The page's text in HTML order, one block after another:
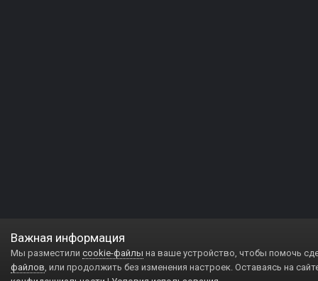
Важная информация
Мы разместили cookie-файлы на ваше устройство, чтобы помочь
файлов, или продолжить без изменения настроек. Оставаясь на